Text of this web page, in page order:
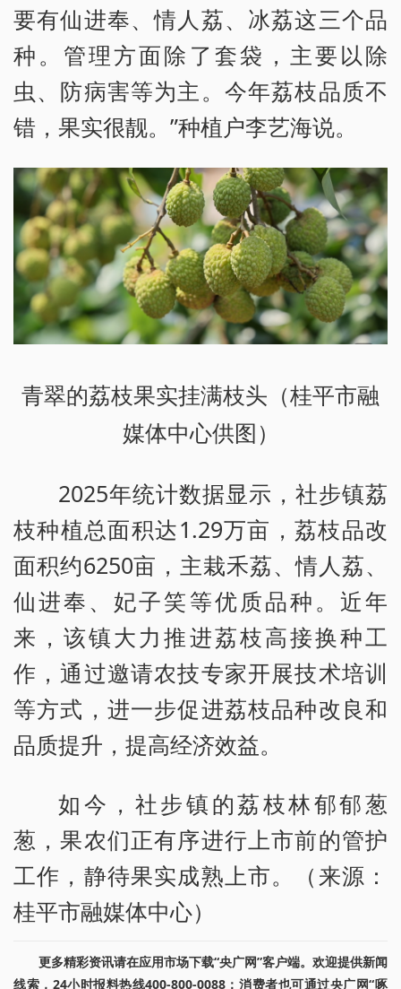
要有仙进奉、情人荔、冰荔这三个品
种。管理方面除了套袋，主要以除
虫、防病害等为主。今年荔枝品质不
错，果实很靓。”种植户李艺海说。
青翠的荔枝果实挂满枝头（桂平市融
媒体中心供图）
2025年统计数据显示，社步镇荔
枝种植总面积达1.29万亩，荔枝品改
面积约6250亩，主栽禾荔、情人荔、
仙进奉、妃子笑等优质品种。近年
来，该镇大力推进荔枝高接换种工
作，通过邀请农技专家开展技术培训
等方式，进一步促进荔枝品种改良和
品质提升，提高经济效益。
如今，社步镇的荔枝林郁郁葱
葱，果农们正有序进行上市前的管护
工作，静待果实成熟上市。（来源：
桂平市融媒体中心）
更多精彩资讯请在应用市场下载“央广网”客户端。欢迎提供新闻
线索，24小时报料热线400-800-0088；消费者也可通过央广网“啄